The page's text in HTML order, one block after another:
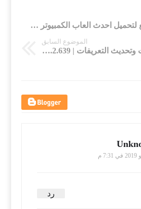
افضل 5 مواقع لتحميل احدث العاب الكمبيوتر مجانا | Top 5 sites for computer games
الموضوع السابق
تحميل برنامج تثبيت وتحديث التعريفات | IObit Driver Booster Pro 6.0.2.639 | صامت
رد